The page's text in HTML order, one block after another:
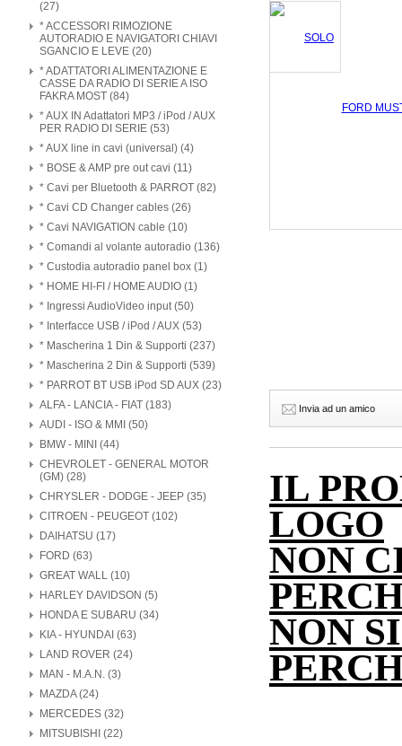
(27)
* ACCESSORI RIMOZIONE
AUTORADIO E NAVIGATORI CHIAVI
SGANCIO E LEVE (20)
* ADATTATORI ALIMENTAZIONE E
CASSE DA RADIO DI SERIE A ISO
FAKRA MOST (84)
* AUX IN Adattatori MP3 / iPod / AUX
PER RADIO DI SERIE (53)
* AUX line in cavi (universal) (4)
* BOSE & AMP pre out cavi (11)
* Cavi per Bluetooth & PARROT (82)
* Cavi CD Changer cables (26)
* Cavi NAVIGATION cable (10)
* Comandi al volante autoradio (136)
* Custodia autoradio panel box (1)
* HOME HI-FI / HOME AUDIO (1)
* Ingressi AudioVideo input (50)
* Interfacce USB / iPod / AUX (53)
* Mascherina 1 Din & Supporti (237)
* Mascherina 2 Din & Supporti (539)
* PARROT BT USB iPod SD AUX (23)
ALFA - LANCIA - FIAT (183)
AUDI - ISO & MMI (50)
BMW - MINI (44)
CHEVROLET - GENERAL MOTOR
(GM) (28)
CHRYSLER - DODGE - JEEP (35)
CITROEN - PEUGEOT (102)
DAIHATSU (17)
FORD (63)
GREAT WALL (10)
HARLEY DAVIDSON (5)
HONDA E SUBARU (34)
KIA - HYUNDAI (63)
LAND ROVER (24)
MAN - M.A.N. (3)
MAZDA (24)
MERCEDES (32)
MITSUBISHI (22)
Invia ad un amico
IL
LOGO
NON
NON